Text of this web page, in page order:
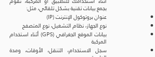
بجمع بيانات تقنية بشكل تلقائي، مثل:
عنوان بروتوكول الإنترنت (IP)
نوع الجهاز، نظام التشغيل، نوع المتصفح
بيانات الموقع الجغرافي (GPS) أثناء استخدام
المركبة
سجل الاستخدام، التنقل، الأوقات، ومدة